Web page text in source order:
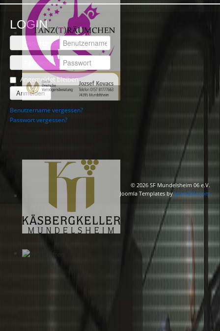
LOGIN
Benutzername
Passwort
Angemeldet bleiben
Anmelden
Benutzername vergessen?
Passwort vergessen?
© 2026 SF Mundelsheim 06 e.V.
Joomla Templates byJoomZilla.com